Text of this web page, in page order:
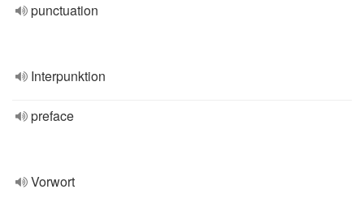
punctuation
Interpunktion
preface
Vorwort